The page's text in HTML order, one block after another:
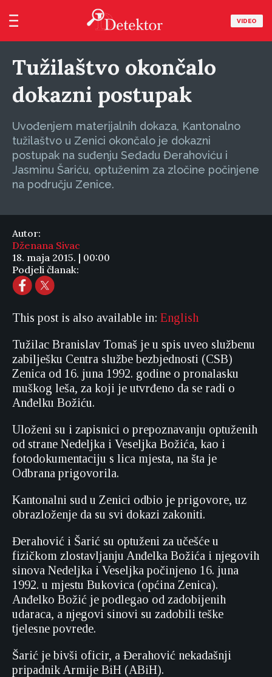
VIDEO
Tužilaštvo okončalo
dokazni postupak
Uvođenjem materijalnih dokaza, Kantonalno
tužilaštvo u Zenici okončalo je dokazni
postupak na suđenju Seđadu Đerahoviću i
Jasminu Šariću, optuženim za zločine počinjene
na području Zenice.
Autor:
Dženana Sivac
18. maja 2015. | 00:00
Podjeli članak:
This post is also available in: English
Tužilac Branislav Tomaš je u spis uveo službenu
zabilješku Centra službe bezbjednosti (CSB)
Zenica od 16. juna 1992. godine o pronalasku
muškog leša, za koji je utvrđeno da se radi o
Anđelku Božiću.
Uloženi su i zapisnici o prepoznavanju optuženih
od strane Nedeljka i Veseljka Božića, kao i
fotodokumentaciju s lica mjesta, na šta je
Odbrana prigovorila.
Kantonalni sud u Zenici odbio je prigovore, uz
obrazloženje da su svi dokazi zakoniti.
Đerahović i Šarić su optuženi za učešće u
fizičkom zlostavljanju Anđelka Božića i njegovih
sinova Nedeljka i Veseljka počinjeno 16. juna
1992. u mjestu Bukovica (općina Zenica).
Anđelko Božić je podlegao od zadobijenih
udaraca, a njegovi sinovi su zadobili teške
tjelesne povrede.
Šarić je bivši oficir, a Đerahović nekadašnji
pripadnik Armije BiH (ABiH).